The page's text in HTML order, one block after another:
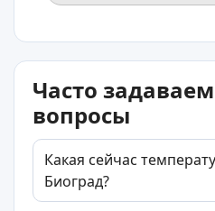
Часто
вопросы
Какая сейчас
Биоград?